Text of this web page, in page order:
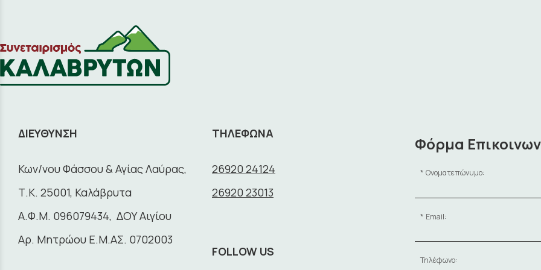
ΔΙΕΥΘΥΝΣΗ
Κων/νου Φάσσου & Αγίας Λαύρας,
Τ.Κ. 25001, Καλάβρυτα
A.Φ.Μ. 096079434, ΔΟΥ Αιγίου
Αρ. Μητρώου Ε.Μ.ΑΣ. 0702003
ΤΗΛΕΦΩΝΑ
26920 24124
26920 23013
FOLLOW US
Φόρμα
Ονοματεπώνυμο:
Email:
Τηλέφωνο: